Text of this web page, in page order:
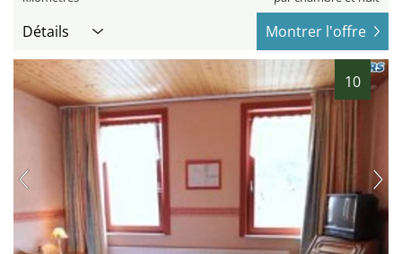
Détails Montrer l'offre
10